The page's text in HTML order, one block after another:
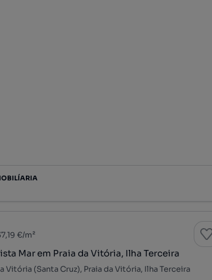
€/m²
Mar em Praia da Vitória, Ilha Terceira
Vitória (Santa Cruz), Praia da Vitória, Ilha Terceira